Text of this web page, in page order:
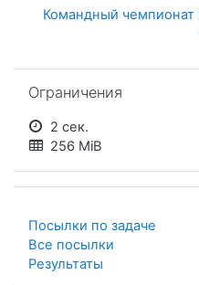
Командный чемпионат
Ограничения
2 сек.
256 MiB
Посылки по задаче
Все посылки
Результаты